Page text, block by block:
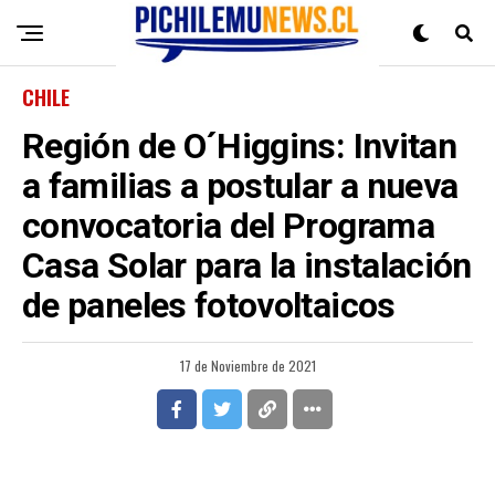
CHILE
Región de O´Higgins: Invitan
a familias a postular a nueva
convocatoria del Programa
Casa Solar para la instalación
de paneles fotovoltaicos
17 de Noviembre de 2021